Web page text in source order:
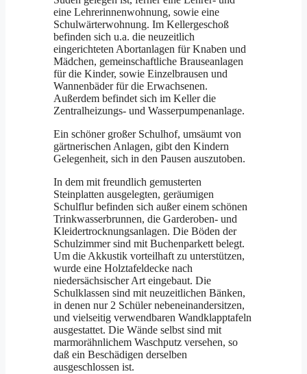
eine Lehrerinnenwohnung, sowie eine
Schulwärterwohnung. Im Kellergeschoß
befinden sich u.a. die neuzeitlich
eingerichteten Abortanlagen für Knaben und
Mädchen, gemeinschaftliche Brauseanlagen
für die Kinder, sowie Einzelbrausen und
Wannenbäder für die Erwachsenen.
Außerdem befindet sich im Keller die
Zentralheizungs- und Wasserpumpenanlage.
Ein schöner großer Schulhof, umsäumt von
gärtnerischen Anlagen, gibt den Kindern
Gelegenheit, sich in den Pausen auszutoben.
In dem mit freundlich gemusterten
Steinplatten ausgelegten, geräumigen
Schulflur befinden sich außer einem schönen
Trinkwasserbrunnen, die Garderoben- und
Kleidertrocknungsanlagen. Die Böden der
Schulzimmer sind mit Buchenparkett belegt.
Um die Akkustik vorteilhaft zu unterstützen,
wurde eine Holztafeldecke nach
niedersächsischer Art eingebaut. Die
Schulklassen sind mit neuzeitlichen Bänken,
in denen nur 2 Schüler nebeneinandersitzen,
und vielseitig verwendbaren Wandklapptafeln
ausgestattet. Die Wände selbst sind mit
marmorähnlichem Waschputz versehen, so
daß ein Beschädigen derselben
ausgeschlossen ist.